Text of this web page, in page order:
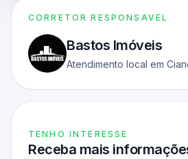
CORRETOR RESPONSAVEL
Bastos Imóveis
Atendimento local em
TENHO INTERESSE
Receba mais